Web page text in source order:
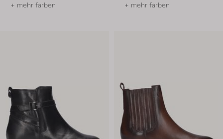
+ mehr farben + mehr farben